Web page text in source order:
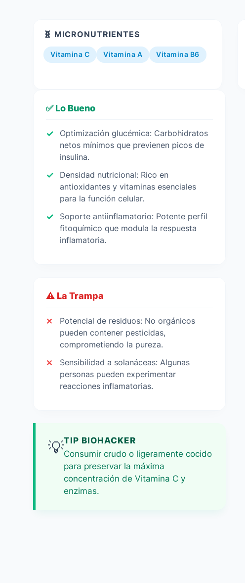
🧬 MICRONUTRIENTES
Vitamina C Vitamina A Vitamina B6
✅ Lo Bueno
Optimización glucémica: Carbohidratos
netos mínimos que previenen picos de
insulina.
Densidad nutricional: Rico en
antioxidantes y vitaminas esenciales
para la función celular.
Soporte antiinflamatorio: Potente perfil
fitoquímico que modula la respuesta
inflamatoria.
⚠️ La Trampa
Potencial de residuos: No orgánicos
pueden contener pesticidas,
comprometiendo la pureza.
Sensibilidad a solanáceas: Algunas
personas pueden experimentar
reacciones inflamatorias.
💡TIP BIOHACKER
Consumir crudo o ligeramente cocido
para preservar la máxima
concentración de Vitamina C y
enzimas.